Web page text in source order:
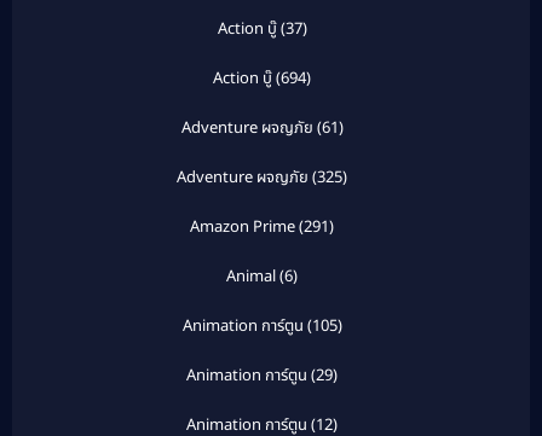
Action บู๊(37)
Action บู๊(694)
Adventure ผจญภัย (61)
Adventure ผจญภัย (325)
Amazon Prime(291)
Animal(6)
Animation การ์ตูน (105)
Animation การ์ตูน (29)
Animation การ์ตูน (12)